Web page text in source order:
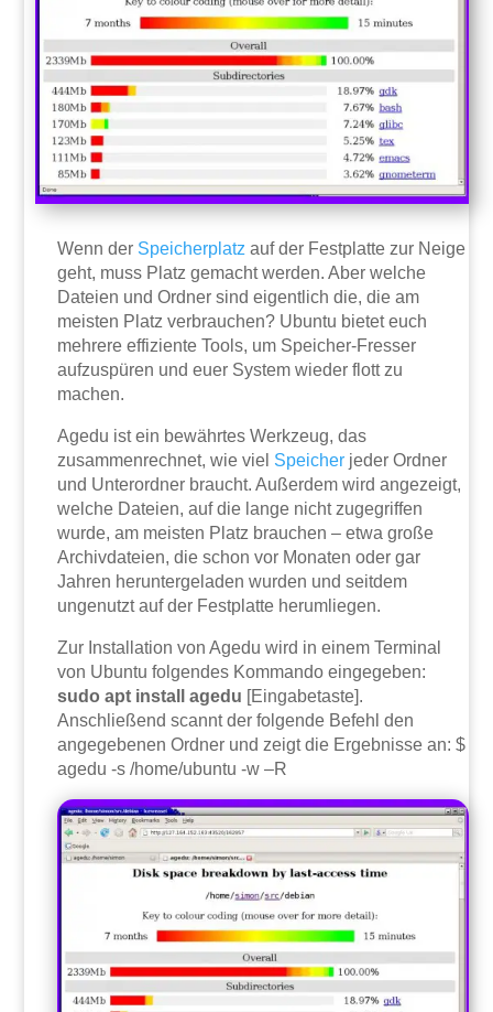
Wenn der Speicherplatz auf der Festplatte zur Neige
geht, muss Platz gemacht werden. Aber welche
Dateien und Ordner sind eigentlich die, die am
meisten Platz verbrauchen? Ubuntu bietet euch
mehrere effiziente Tools, um Speicher-Fresser
aufzuspüren und euer System wieder flott zu
machen.
Agedu ist ein bewährtes Werkzeug, das
zusammenrechnet, wie viel Speicher jeder Ordner
und Unterordner braucht. Außerdem wird angezeigt,
welche Dateien, auf die lange nicht zugegriffen
wurde, am meisten Platz brauchen – etwa große
Archivdateien, die schon vor Monaten oder gar
Jahren heruntergeladen wurden und seitdem
ungenutzt auf der Festplatte herumliegen.
Zur Installation von Agedu wird in einem Terminal
von Ubuntu folgendes Kommando eingegeben:
sudo apt install agedu [Eingabetaste].
Anschließend scannt der folgende Befehl den
angegebenen Ordner und zeigt die Ergebnisse an: $
agedu -s /home/ubuntu -w –R